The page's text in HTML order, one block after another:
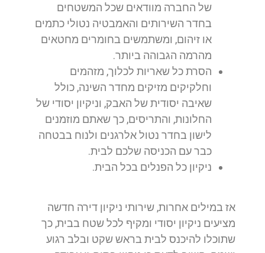
של החברה מוודאים שכל המשטחים
בחדר השירותים והאמבטיה נטולי כתמים
או זיהום, ומשתמשים בחומרים מחטאים
מהרמה הגבוהה ביותר.
הסרת כל שאריות לכלוך, מזהמים
וחלקיקים מזיקים מחדר השינה, כולל
שאיבה יסודית של האבק, וניקיון יסודי של
החלונות, והתריסים, כך שאתם מוזמנים
לישון בחדר נטול אלרגנים ולנוח בבטחה
כבר עם הכניסה שלכם לבית.
ניקיון כל הפנלים בכל הבית.
אז במילים אחרות, שירותי ניקיון דירה חדשה
מציעים ניקיון יסודי ומקיף לכל שטח בבית, כך
שתוכלו להיכנס לבית בראש שקט ובלב רגוע